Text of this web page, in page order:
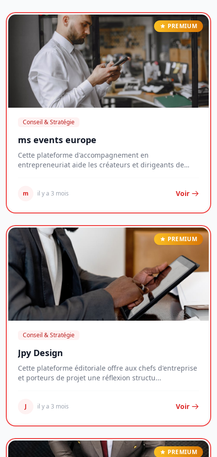
PREMIUM
Conseil & Stratégie
ms events europe
Cette plateforme d'accompagnement en
entrepreneuriat aide les créateurs et dirigeants de
m il y a 3 mois Voir
PREMIUM
Conseil & Stratégie
Jpy Design
Cette plateforme éditoriale offre aux chefs d'entreprise
et porteurs de projet une réflexion structu...
J il y a 3 mois Voir
PREMIUM